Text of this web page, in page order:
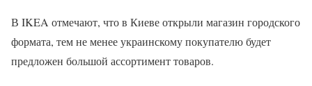
В IKEA отмечают, что в Киеве открыли магазин городского
формата, тем не менее украинскому покупателю будет
предложен большой ассортимент товаров.